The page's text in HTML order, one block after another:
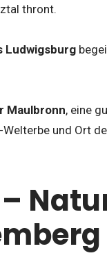
thront.
Ludwigsburg
Maulbronn, eine
Welterbe und Ort